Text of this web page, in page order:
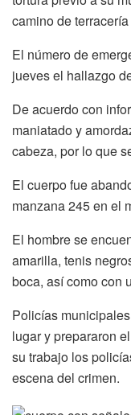
camino de
El número de
jueves el hallazgo
De acuerdo con
maniatado y
cabeza, por lo que
El cuerpo fue
manzana 245 en el
El hombre se
amarilla, tenis
boca, así como con
Policías
lugar y prepararon
su trabajo los
escena del crimen.